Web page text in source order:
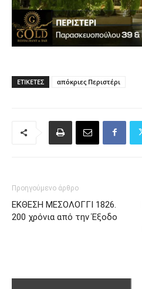
ΕΤΙΚΈΤΕΣ απόκριες Περιστέρι
Προηγούμενο άρθρο
ΕΚΘΕΣΗ ΜΕΣΟΛΟΓΓΙ 1826.
200 χρόνια από την Έξοδο